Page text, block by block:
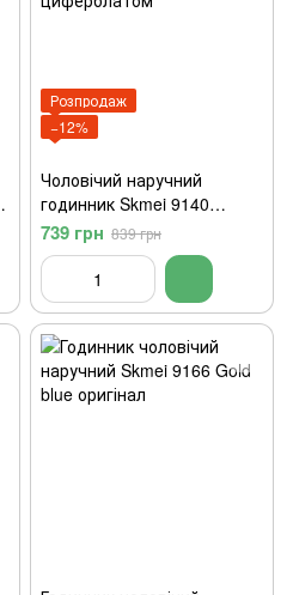
Розпродаж
−12%
Чоловічий наручний
годинник Skmei 9140
сріблясті з чорним
циферблатом
739 грн 839 грн